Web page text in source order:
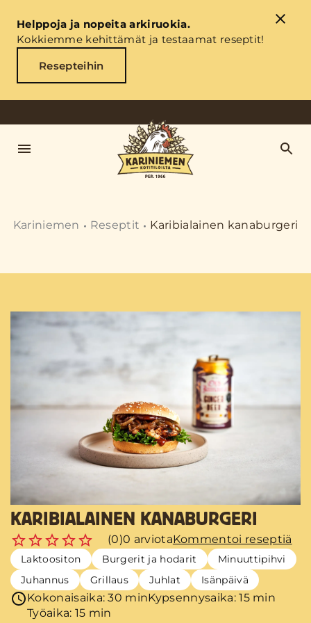
Helppoja ja nopeita arkiruokia.
Kokkiemme kehittämät ja testaamat reseptit!
Resepteihin
Kariniemen Reseptit Karibialainen kanaburgeri
KARIBIALAINEN KANABURGERI
(0)0 arviotaKommentoi reseptiä
Laktoositon Burgerit ja hodarit
Minuuttipihvi
Juhannus
Grillaus Juhlat Isänpäivä
Kokonaisaika: 30 minKypsennysaika: 15 min
Työaika: 15 min